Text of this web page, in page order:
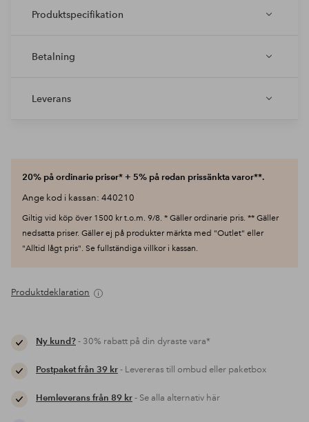
Produktspecifikation
Betalning
Leverans
20% på ordinarie priser* + 5% på redan prissänkta varor**.
Ange kod i kassan: 440210
Giltig vid köp över 1500 kr t.o.m. 9/8. * Gäller ordinarie pris. ** Gäller
nedsatta priser. Gäller ej på produkter märkta med "Outlet" eller
"Alltid lågt pris". Se fullständiga villkor i kassan.
Produktdeklaration
Ny kund?- 30% rabatt på din dyraste vara*
Postpaket från 39 kr- Levereras till ombud eller paketbox
Hemleverans från 89 kr- Se alla alternativ här